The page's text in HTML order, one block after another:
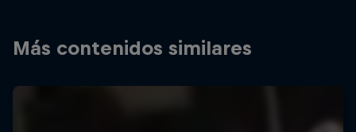
Más contenidos similares